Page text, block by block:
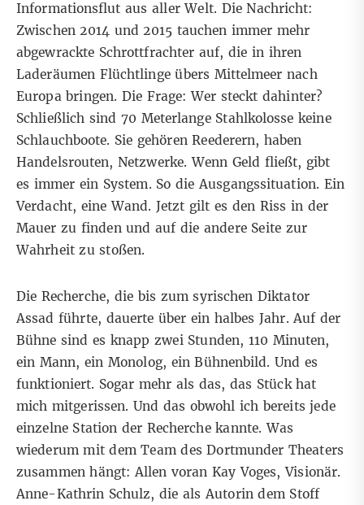
Informationsflut aus aller Welt. Die Nachricht:
Zwischen 2014 und 2015 tauchen immer mehr
abgewrackte Schrottfrachter auf, die in ihren
Laderäumen Flüchtlinge übers Mittelmeer nach
Europa bringen. Die Frage: Wer steckt dahinter?
Schließlich sind 70 Meterlange Stahlkolosse keine
Schlauchboote. Sie gehören Reederern, haben
Handelsrouten, Netzwerke. Wenn Geld fließt, gibt
es immer ein System. So die Ausgangssituation. Ein
Verdacht, eine Wand. Jetzt gilt es den Riss in der
Mauer zu finden und auf die andere Seite zur
Wahrheit zu stoßen.
Die Recherche, die bis zum syrischen Diktator
Assad führte, dauerte über ein halbes Jahr. Auf der
Bühne sind es knapp zwei Stunden, 110 Minuten,
ein Mann, ein Monolog, ein Bühnenbild. Und es
funktioniert. Sogar mehr als das, das Stück hat
mich mitgerissen. Und das obwohl ich bereits jede
einzelne Station der Recherche kannte. Was
wiederum mit dem Team des Dortmunder Theaters
zusammen hängt: Allen voran Kay Voges, Visionär.
Anne-Kathrin Schulz, die als Autorin dem Stoff